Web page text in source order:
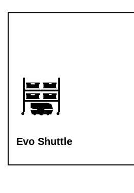
Evo Shuttle